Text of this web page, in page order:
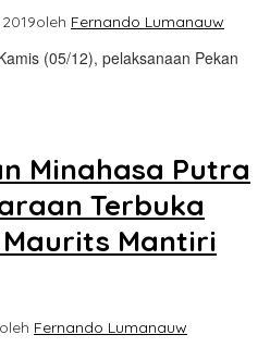
oleh Fernando Lumanauw
(05/12), pelaksanaan Pekan
Minahasa Putra
Terbuka
Maurits Mantiri
oleh Fernando Lumanauw